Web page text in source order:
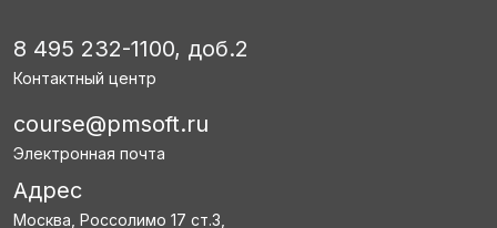
8 495 232-1100, доб.2
Контактный центр
course@pmsoft.ru
Электронная почта
Адрес
Москва, Россолимо 17 ст.3,